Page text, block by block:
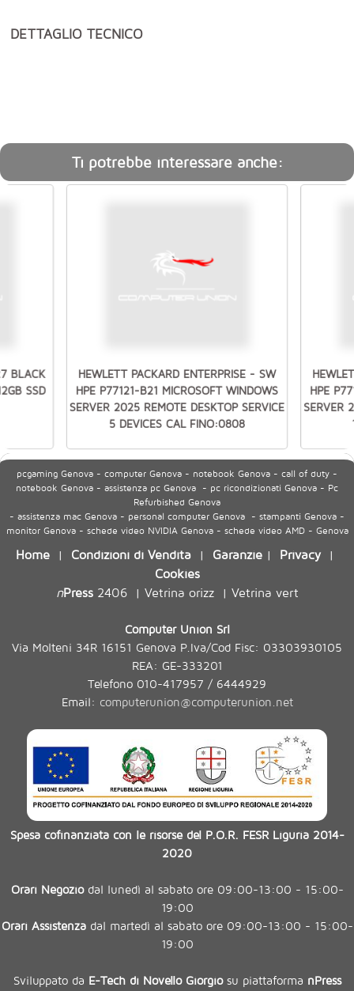
DETTAGLIO TECNICO
Ti potrebbe interessare anche:
BLACK
SSD
HEWLETT PACKARD ENTERPRISE - SW
HPE P77121-B21 MICROSOFT WINDOWS
SERVER 2025 REMOTE DESKTOP SERVICE
5 DEVICES CAL FINO:0808
HPE
SERVER
pcgaming Genova - computer Genova - notebook Genova - call of duty -
notebook Genova - assistenza pc Genova - pc ricondizionati Genova - Pc
Refurbished Genova
- assistenza mac Genova - personal computer Genova - stampanti Genova -
monitor Genova - schede video NVIDIA Genova - schede video AMD - Genova
Home | Condizioni di Vendita | Garanzie | Privacy|
Cookies
nPress2406| Vetrina orizz| Vetrina vert
Computer Union Srl
Via Molteni 34R 16151 Genova P.Iva/Cod Fisc: 03303930105
REA: GE-333201
Telefono 010-417957 / 6444929
Email: computerunion@computerunion.net
Spesa cofinanziata con le risorse del P.O.R. FESR Liguria 2014-
2020
Orari Negoziodal lunedì al sabato ore 09:00-13:00 - 15:00-
19:00
Orari Assistenzadal martedì al sabato ore 09:00-13:00 - 15:00-
19:00
Sviluppato da E-Tech di Novello Giorgiosu piattaforma nPress